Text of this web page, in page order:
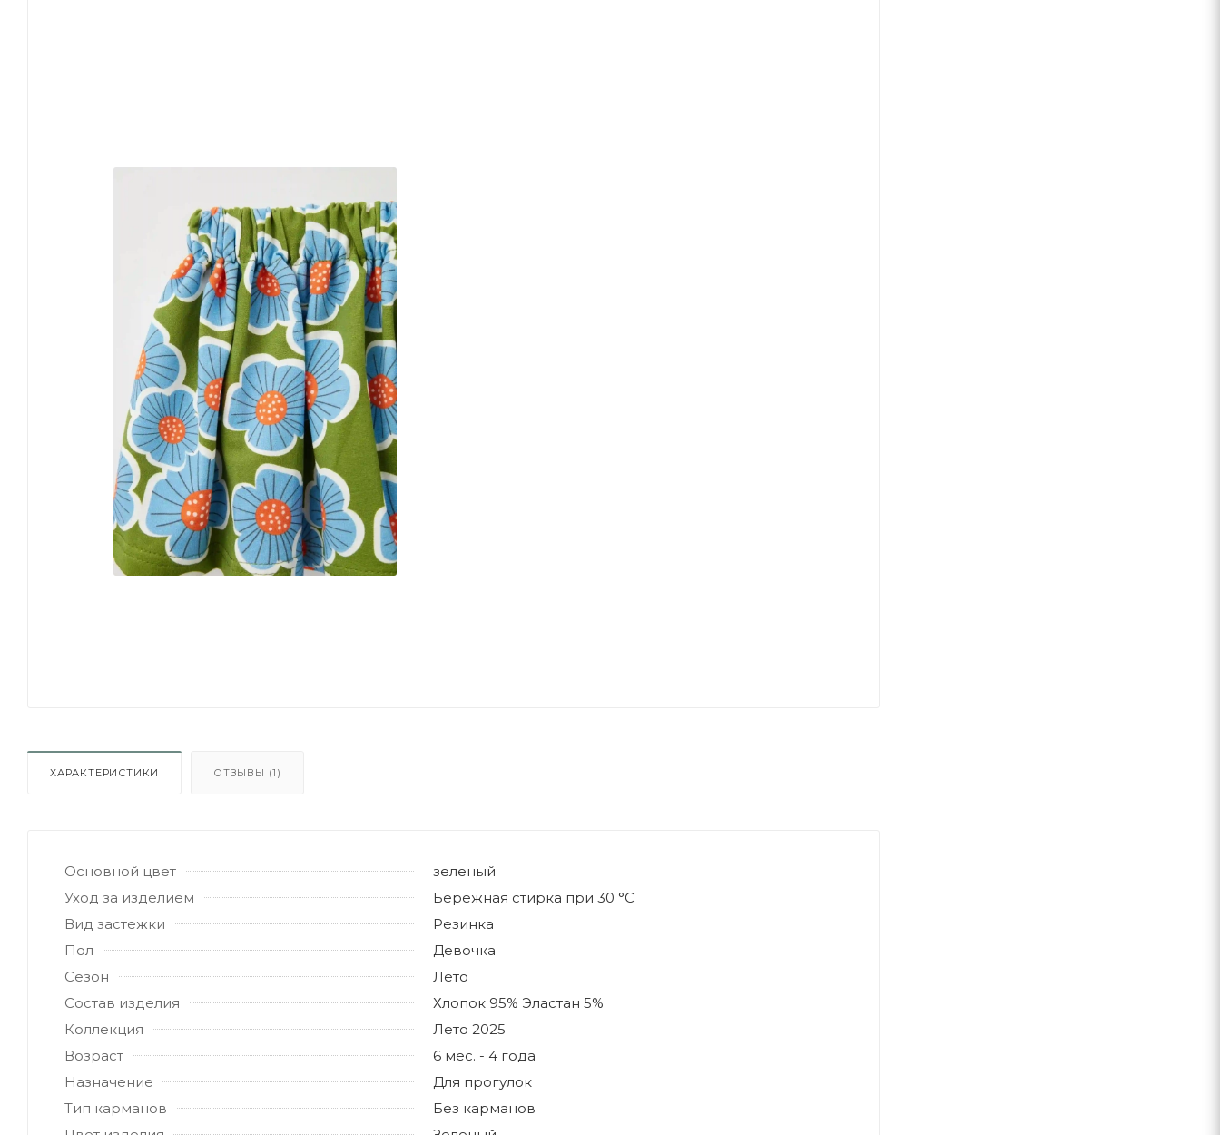
ХАРАКТЕРИСТИКИ ОТЗЫВЫ (1)
Основной цвет
зеленый
Уход за изделием
Бережная стирка при 30 °C
Вид застежки
Резинка
Пол
Девочка
Сезон
Лето
Состав изделия
Хлопок 95% Эластан 5%
Коллекция
Лето 2025
Возраст
6 мес. - 4 года
Назначение
Для прогулок
Тип карманов
Без карманов